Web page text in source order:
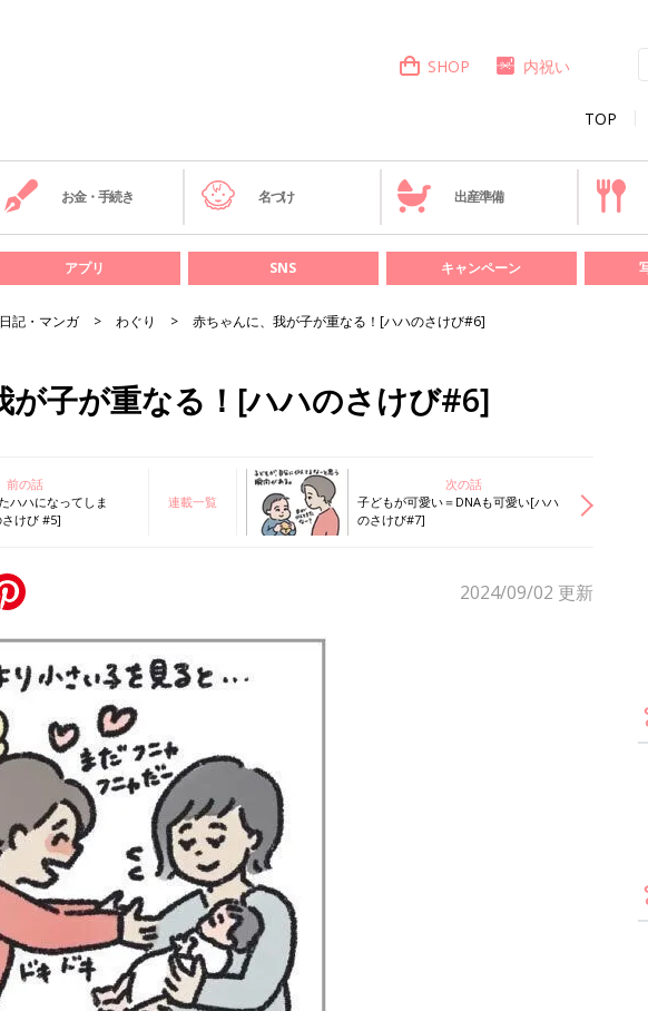
TOP
SHOP 内祝い
お金・手続き 名づけ 出産準備
アプリ SNS キャンペーン
日記・マンガ わぐり 赤ちゃんに、我が子が重なる！[ハハのさけび#6]
が子が重なる！[ハハのさけび#6]
前の話
ハハになってしま
けび #5]
連載一覧
次の話
子どもが可愛い＝DNAも可愛い[ハハ
のさけび#7]
2024/09/02 更新